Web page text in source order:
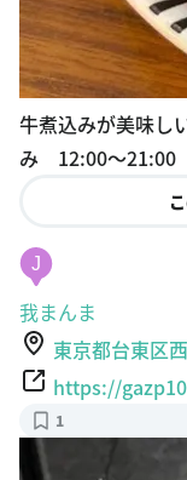
牛煮込みが美味し
み 12:00〜21:00
我まんま
東京都台東区
https://
1